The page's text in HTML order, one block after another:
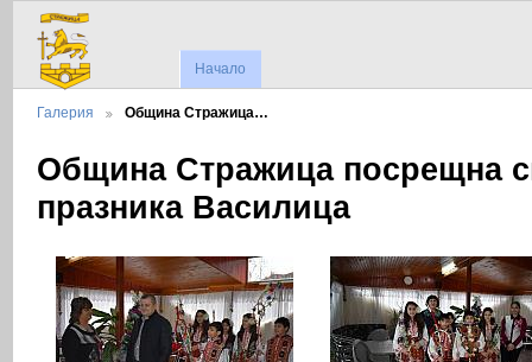
Начало
Галерия Община Стражица…
Община Стражица посрещна
празника Василица